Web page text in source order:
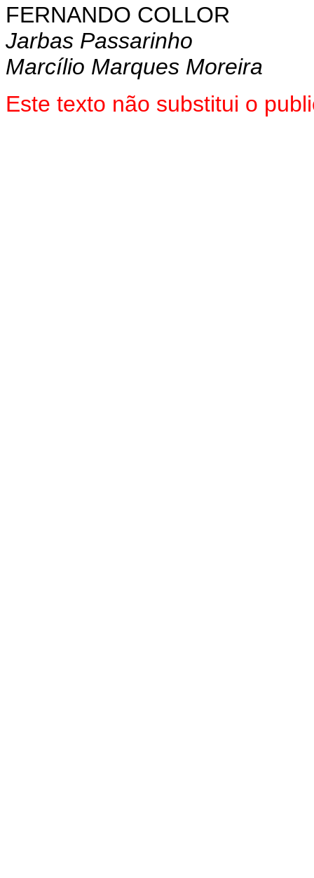
FERNANDO COLLOR
Jarbas Passarinho
Marcílio Marques Moreira
Este texto não substitui o